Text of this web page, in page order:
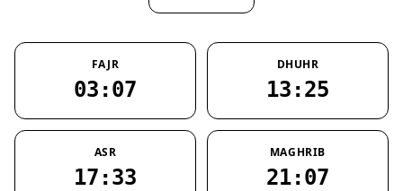
FAJR
03:07
DHUHR
13:25
ASR
17:33
MAGHRIB
21:07